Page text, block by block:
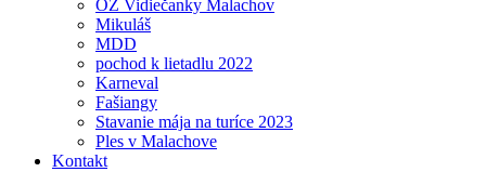
OZ Vidiečanky Malachov
Mikuláš
MDD
pochod k lietadlu 2022
Karneval
Fašiangy
Stavanie mája na turíce 2023
Ples v Malachove
Kontakt